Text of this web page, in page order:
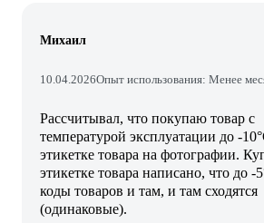
Михаил
10.04.2026Опыт использования: Менее
Рассчитывал, что покупаю товар с
температурой эксплуатации до -
этикетке товара на фотографии.
этикетке товара написано, что до -
коды товаров и там, и там сходятся
(одинаковые).